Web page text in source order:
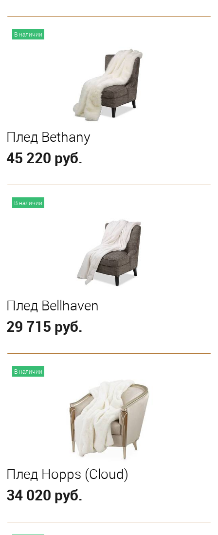
В наличии
Плед Bethany
45 220 руб.
В наличии
Плед Bellhaven
29 715 руб.
В наличии
Плед Hopps (Cloud)
34 020 руб.